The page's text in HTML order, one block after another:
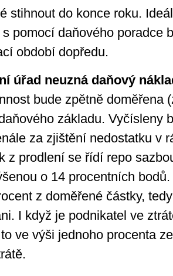
stihnout do konce roku.
pomocí daňového poradce
období dopředu.
úřad neuzná daňový
bude zpětně doměřena
základu. Vyčísleny
za zjištění nedostatku v
z prodlení se řídí repo
o 14 procentních
z doměřené částky,
I když je podnikatel ve
ve výši jednoho procenta